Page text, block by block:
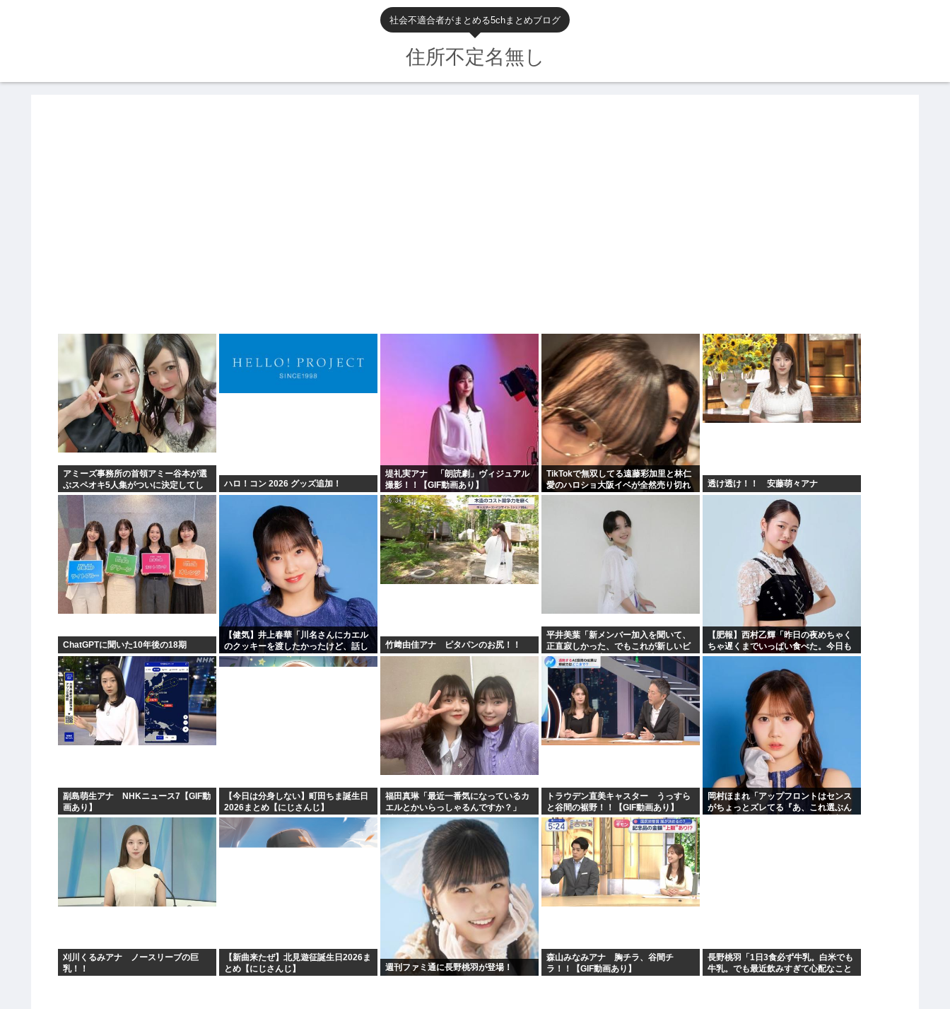
社会不適合者がまとめる5chまとめブログ
住所不定名無し
アミーズ事務所の首領アミー谷本が選
ぶスペオキ5人集がついに決定してし
まう
ハロ！コン 2026 グッズ追加！
堤礼実アナ 「朗読劇」ヴィジュアル
撮影！！【GIF動画あり】
TikTokで無双してる遠藤彩加里と林仁
愛のハロショ大阪イベが全然売り切れ
ないのは何故？ボトム2の有
透け透け！！ 安藤萌々アナ
ChatGPTに聞いた10年後の18期
【健気】井上春華「川名さんにカエル
のクッキーを渡したかったけど、話し
かけられず結局自分で食べた」
竹﨑由佳アナ ピタパンのお尻！！
平井美葉「新メンバー加入を聞いて、
正直寂しかった、でもこれが新しいビ
ヨなんだと、寂しさを受け止めるこ
【肥報】西村乙輝「昨日の夜めちゃく
ちゃ遅くまでいっぱい食べた。今日も
いっぱい食べてやる」
副島萌生アナ NHKニュース7【GIF動
画あり】
【今日は分身しない】町田ちま誕生日
2026まとめ【にじさんじ】
福田真琳「最近一番気になっているカ
エルとかいらっしゃるんですか？」
川名凜「それがいるんですよ」
トラウデン直美キャスター うっすら
と谷間の裾野！！【GIF動画あり】
岡村ほまれ「アップフロントはセンス
がちょっとズレてる『あ、これ選ぶん
刈川くるみアナ ノースリーブの巨
乳！！
【新曲来たぜ】北見遊征誕生日2026ま
とめ【にじさんじ】
週刊ファミ通に長野桃羽が登場！
森山みなみアナ 胸チラ、谷間チ
ラ！！【GIF動画あり】
長野桃羽「1日3食必ず牛乳。白米でも
牛乳。でも最近飲みすぎて心配なこと